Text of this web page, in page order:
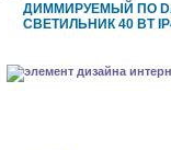
ДИММИРУЕМЫЙ ПО
СВЕТИЛЬНИК 40 ВТ